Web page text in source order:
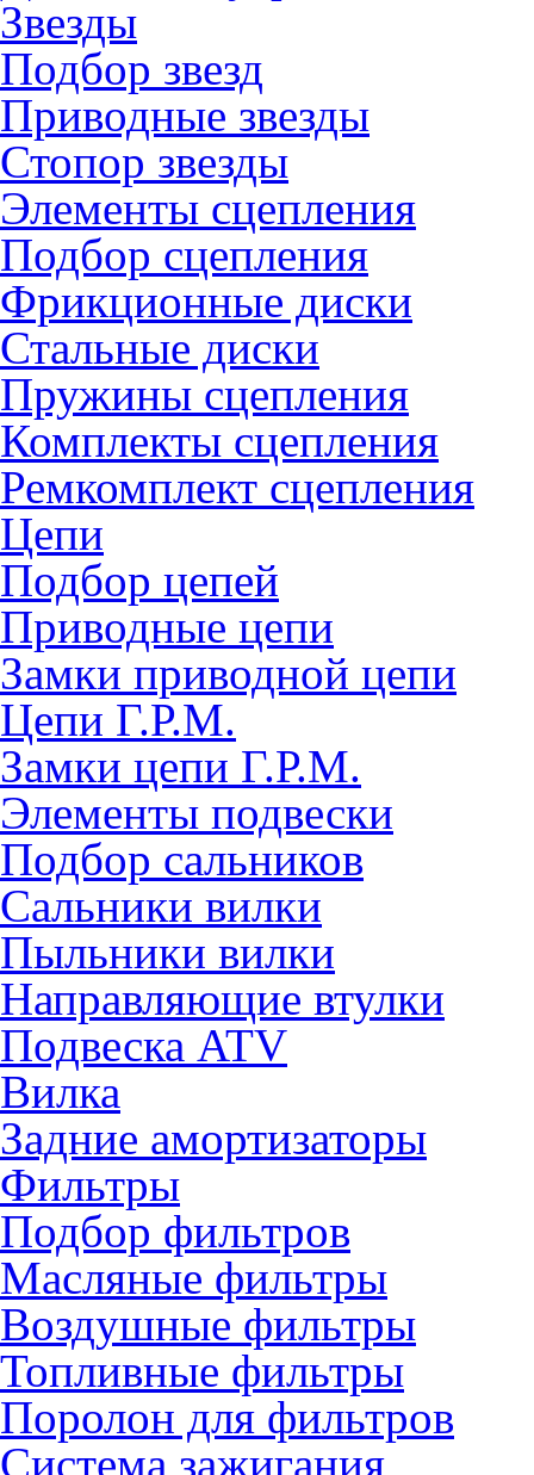
Звезды
Подбор звезд
Приводные звезды
Стопор звезды
Элементы сцепления
Подбор сцепления
Фрикционные диски
Стальные диски
Пружины сцепления
Комплекты сцепления
Ремкомплект сцепления
Цепи
Подбор цепей
Приводные цепи
Замки приводной цепи
Цепи Г.Р.М.
Замки цепи Г.Р.М.
Элементы подвески
Подбор сальников
Сальники вилки
Пыльники вилки
Направляющие втулки
Подвеска ATV
Вилка
Задние амортизаторы
Фильтры
Подбор фильтров
Масляные фильтры
Воздушные фильтры
Топливные фильтры
Поролон для фильтров
Система зажигания